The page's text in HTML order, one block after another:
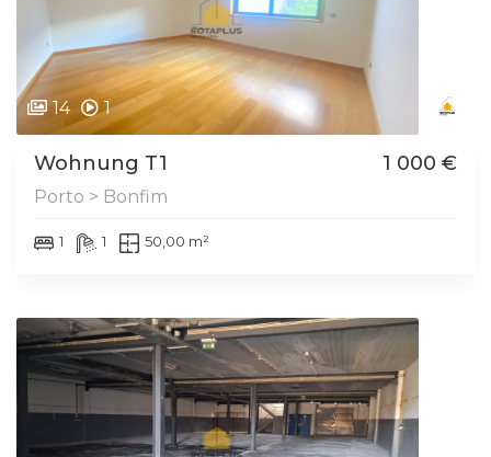
14 1
Wohnung T1 1 000 €
Porto > Bonfim
1 1 50,00 m²